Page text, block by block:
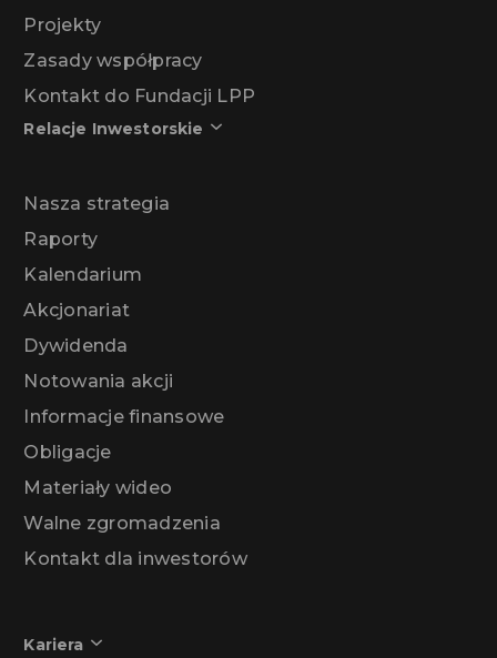
Projekty
Zasady współpracy
Kontakt do Fundacji LPP
Relacje Inwestorskie
Nasza strategia
Raporty
Kalendarium
Akcjonariat
Dywidenda
Notowania akcji
Informacje finansowe
Obligacje
Materiały wideo
Walne zgromadzenia
Kontakt dla inwestorów
Kariera